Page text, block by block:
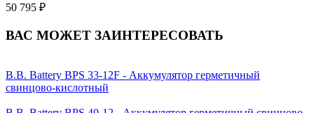
50 795 ₽
ВАС МОЖЕТ ЗАИНТЕРЕСОВАТЬ
B.B. Battery BPS 33-12F - Аккумулятор герметичный
свинцово-кислотный